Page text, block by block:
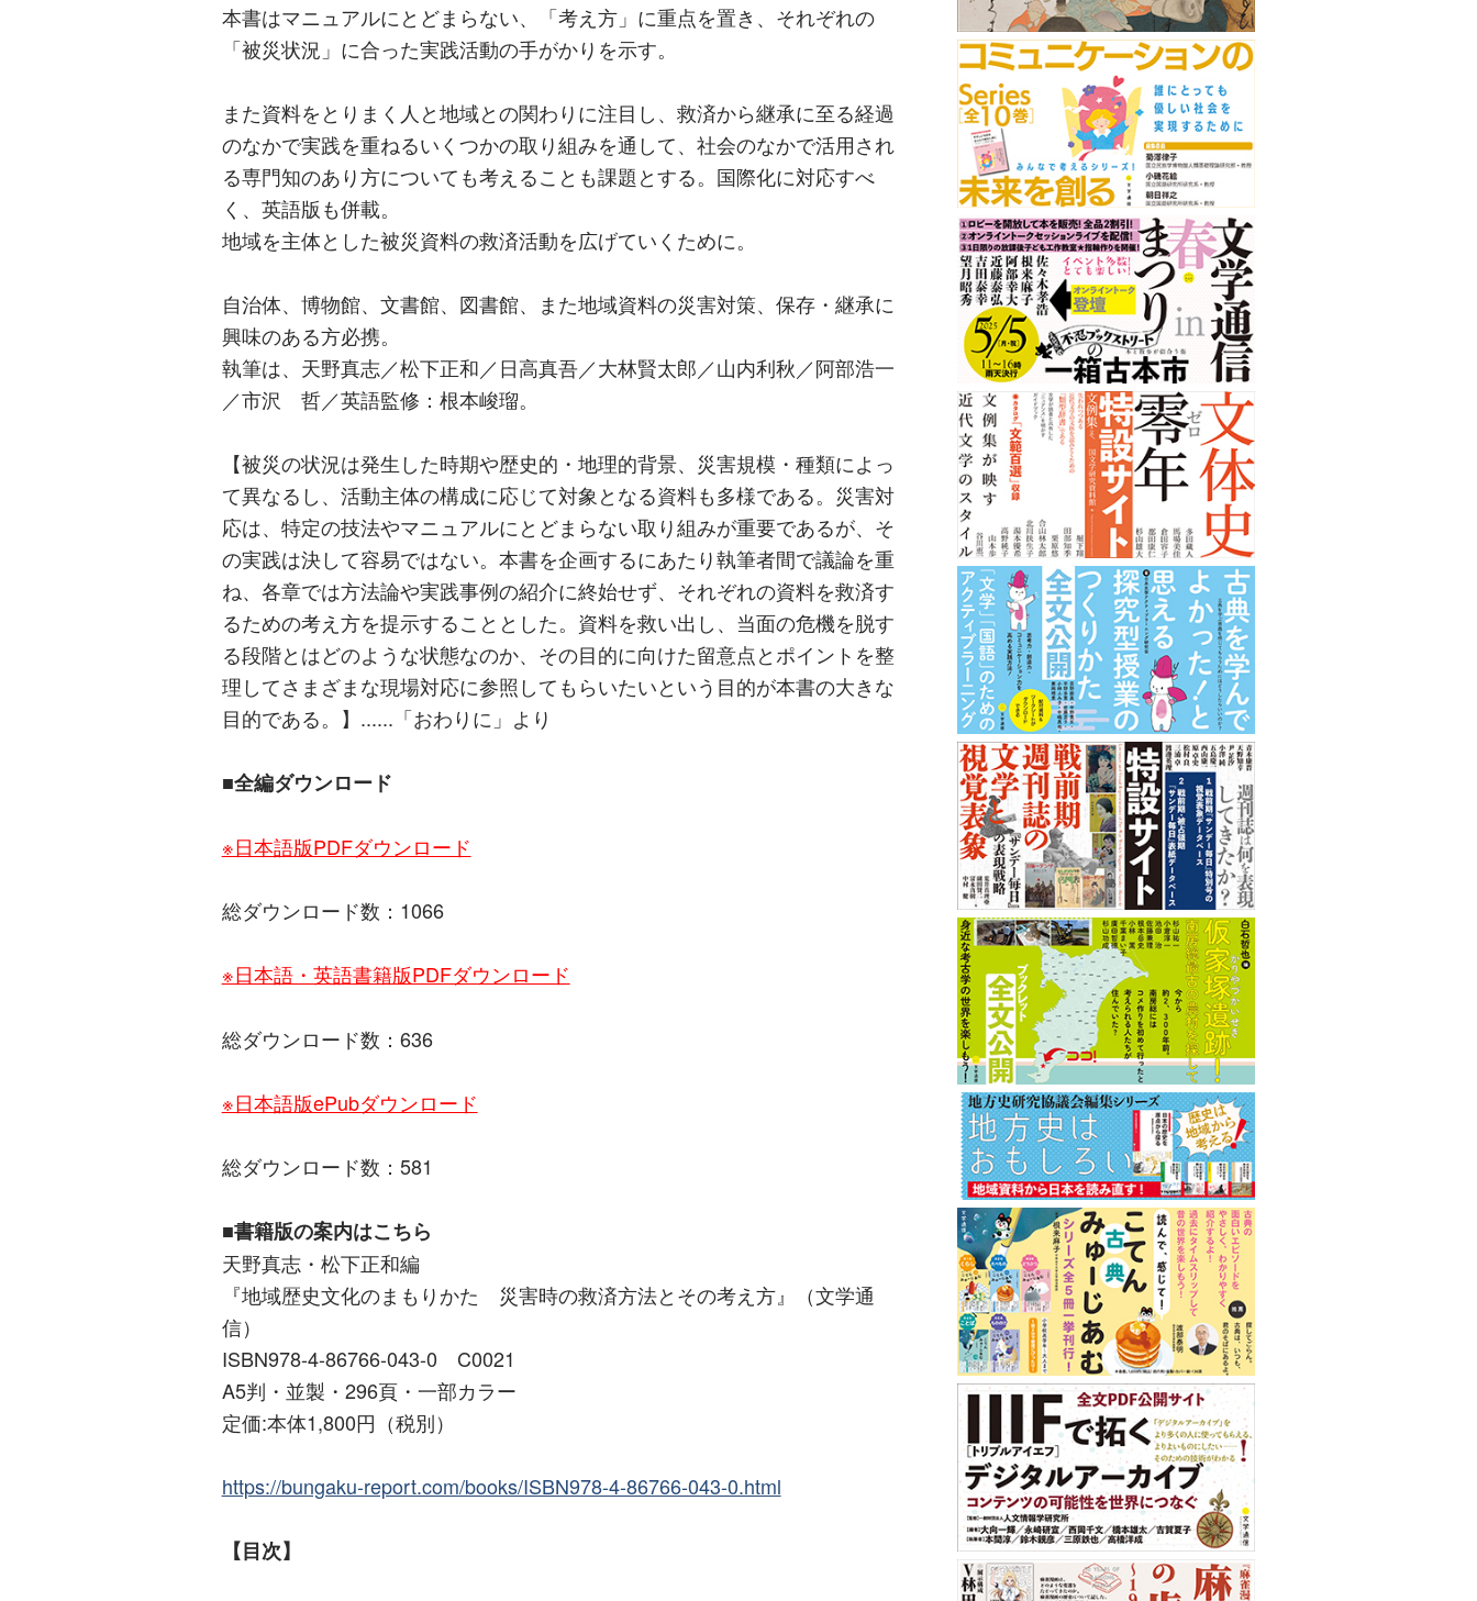
本書はマニュアルにとどまらない、「考え方」に重点を置き、それぞれの
「被災状況」に合った実践活動の手がかりを示す。
また資料をとりまく人と地域との関わりに注目し、救済から継承に至る経過
のなかで実践を重ねるいくつかの取り組みを通して、社会のなかで活用され
る専門知のあり方についても考えることも課題とする。国際化に対応すべ
く、英語版も併載。
地域を主体とした被災資料の救済活動を広げていくために。
自治体、博物館、文書館、図書館、また地域資料の災害対策、保存・継承に
興味のある方必携。
執筆は、天野真志／松下正和／日高真吾／大林賢太郎／山内利秋／阿部浩一
／市沢 哲／英語監修：根本峻瑠。
【被災の状況は発生した時期や歴史的・地理的背景、災害規模・種類によっ
て異なるし、活動主体の構成に応じて対象となる資料も多様である。災害対
応は、特定の技法やマニュアルにとどまらない取り組みが重要であるが、そ
の実践は決して容易ではない。本書を企画するにあたり執筆者間で議論を重
ね、各章では方法論や実践事例の紹介に終始せず、それぞれの資料を救済す
るための考え方を提示することとした。資料を救い出し、当面の危機を脱す
る段階とはどのような状態なのか、その目的に向けた留意点とポイントを整
理してさまざまな現場対応に参照してもらいたいという目的が本書の大きな
目的である。】......「おわりに」より
■全編ダウンロード
※日本語版PDFダウンロード
総ダウンロード数：1066
※日本語・英語書籍版PDFダウンロード
総ダウンロード数：636
※日本語版ePubダウンロード
総ダウンロード数：581
■書籍版の案内はこちら
天野真志・松下正和編
『地域歴史文化のまもりかた 災害時の救済方法とその考え方』（文学通
信）
ISBN978-4-86766-043-0 C0021
A5判・並製・296頁・一部カラー
定価:本体1,800円（税別）
https://bungaku-report.com/books/ISBN978-4-86766-043-0.html
【目次】